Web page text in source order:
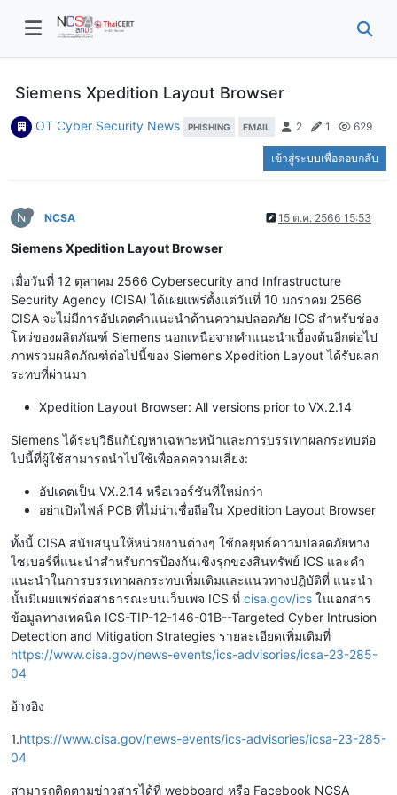
Siemens Xpedition Layout Browser
OT Cyber Security News PHISHING EMAIL 2 1 629
เข้าสู่ระบบเพื่อตอบกลับ
N NCSA 15 ต.ค. 2566 15:53
Siemens Xpedition Layout Browser
เมื่อวันที่ 12 ตุลาคม 2566 Cybersecurity and Infrastructure
Security Agency (CISA) ได้เผยแพร่ตั้งแต่วันที่ 10 มกราคม 2566
CISA จะไม่มีการอัปเดตคำแนะนำด้านความปลอดภัย ICS สำหรับช่อง
โหว่ของผลิตภัณฑ์ Siemens นอกเหนือจากคำแนะนำเบื้องต้นอีกต่อไป
ภาพรวมผลิตภัณฑ์ต่อไปนี้ของ Siemens Xpedition Layout ได้รับผลก
ระทบที่ผ่านมา
Xpedition Layout Browser: All versions prior to VX.2.14
Siemens ได้ระบุวิธีแก้ปัญหาเฉพาะหน้าและการบรรเทาผลกระทบต่อ
ไปนี้ที่ผู้ใช้สามารถนำไปใช้เพื่อลดความเสี่ยง:
อัปเดตเป็น VX.2.14 หรือเวอร์ชันที่ใหม่กว่า
อย่าเปิดไฟล์ PCB ที่ไม่น่าเชื่อถือใน Xpedition Layout Browser
ทั้งนี้ CISA สนับสนุนให้หน่วยงานต่างๆ ใช้กลยุทธ์ความปลอดภัยทาง
ไซเบอร์ที่แนะนำสำหรับการป้องกันเชิงรุกของสินทรัพย์ ICS และคำ
แนะนำในการบรรเทาผลกระทบเพิ่มเติมและแนวทางปฏิบัติที่ แนะนำ
นั้นมีเผยแพร่ต่อสาธารณะบนเว็บเพจ ICS ที่ cisa.gov/ics ในเอกสาร
ข้อมูลทางเทคนิค ICS-TIP-12-146-01B--Targeted Cyber ​​Intrusion
Detection and Mitigation Strategies รายละเอียดเพิ่มเติมที่
https://www.cisa.gov/news-events/ics-advisories/icsa-23-285-
04
อ้างอิง
1.https://www.cisa.gov/news-events/ics-advisories/icsa-23-285-
04
สามารถติดตามข่าวสารได้ที่ webboard หรือ Facebook NCSA